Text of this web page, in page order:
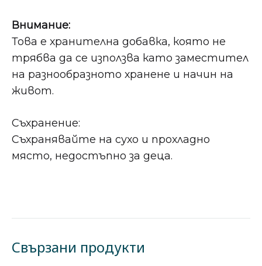
Внимание:
Това е хранителна добавка, която не
трябва да се използва като заместител
на разнообразното хранене и начин на
живот.
Съхранение:
Съхранявайте на сухо и прохладно
място, недостъпно за деца.
Свързани продукти